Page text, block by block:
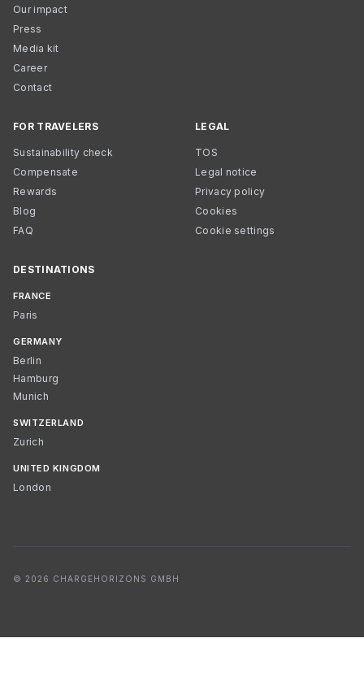
Our impact
Press
Media kit
Career
Contact
FOR TRAVELERS
Sustainability check
Compensate
Rewards
Blog
FAQ
LEGAL
TOS
Legal notice
Privacy policy
Cookies
Cookie settings
DESTINATIONS
FRANCE
Paris
GERMANY
Berlin
Hamburg
Munich
SWITZERLAND
Zurich
UNITED KINGDOM
London
© 2026 CHARGEHORIZONS GMBH